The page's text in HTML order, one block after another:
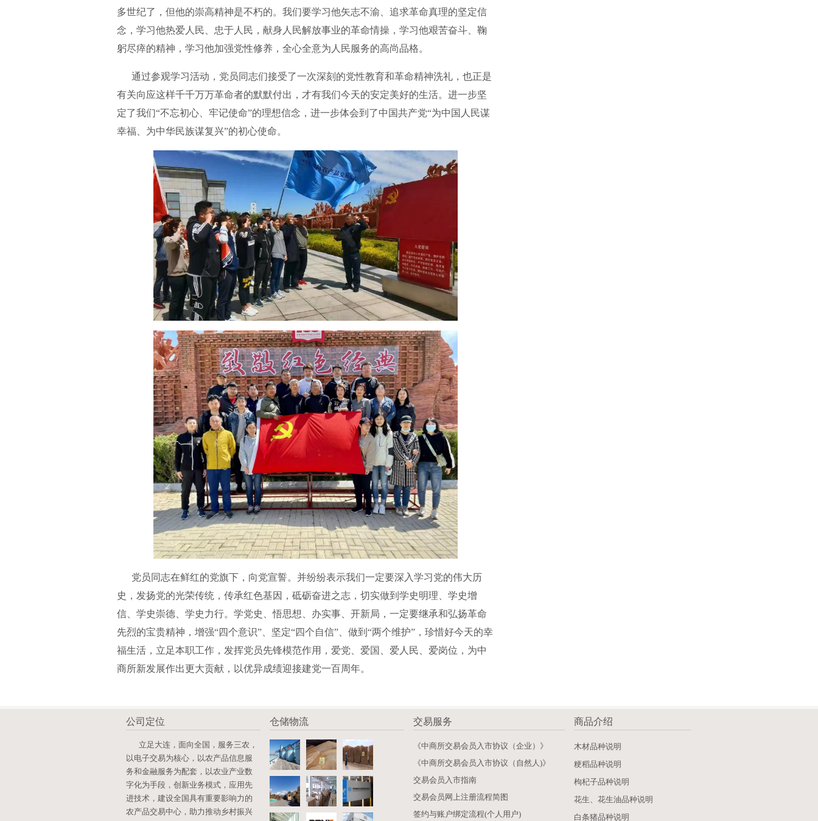
多世纪了，但他的崇高精神是不朽的。我们要学习他矢志不渝、追求革命真理的坚定信
念，学习他热爱人民、忠于人民，献身人民解放事业的革命情操，学习他艰苦奋斗、鞠
躬尽瘁的精神，学习他加强党性修养，全心全意为人民服务的高尚品格。
通过参观学习活动，党员同志们接受了一次深刻的党性教育和革命精神洗礼，也正是
有关向应这样千千万万革命者的默默付出，才有我们今天的安定美好的生活。进一步坚
定了我们“不忘初心、牢记使命”的理想信念，进一步体会到了中国共产党“为中国人民谋
幸福、为中华民族谋复兴”的初心使命。
党员同志在鲜红的党旗下，向党宣誓。并纷纷表示我们一定要深入学习党的伟大历
史，发扬党的光荣传统，传承红色基因，砥砺奋进之志，切实做到学史明理、学史增
信、学史崇德、学史力行。学党史、悟思想、办实事、开新局，一定要继承和弘扬革命
先烈的宝贵精神，增强“四个意识”、坚定“四个自信”、做到“两个维护”，珍惜好今天的幸
福生活，立足本职工作，发挥党员先锋模范作用，爱党、爱国、爱人民、爱岗位，为中
商所新发展作出更大贡献，以优异成绩迎接建党一百周年。
公司定位
立足大连，面向全国，服务三农，
以电子交易为核心，以农产品信息服
务和金融服务为配套，以农业产业数
字化为手段，创新业务模式，应用先
进技术，建设全国具有重要影响力的
农产品交易中心，助力推动乡村振兴
仓储物流 交易服务
《中商所交易会员入市协议（企业）》
《中商所交易会员入市协议（自然人)》
交易会员入市指南
交易会员网上注册流程简图
签约与账户绑定流程(个人用户)
商品介绍
木材品种说明
粳稻品种说明
枸杞子品种说明
花生、花生油品种说明
白条猪品种说明